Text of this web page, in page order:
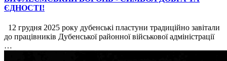
ЄДНОСТІ!
12 грудня 2025 року дубенські пластуни традиційно завітали
до працівників Дубенської районної військової адміністрації
…